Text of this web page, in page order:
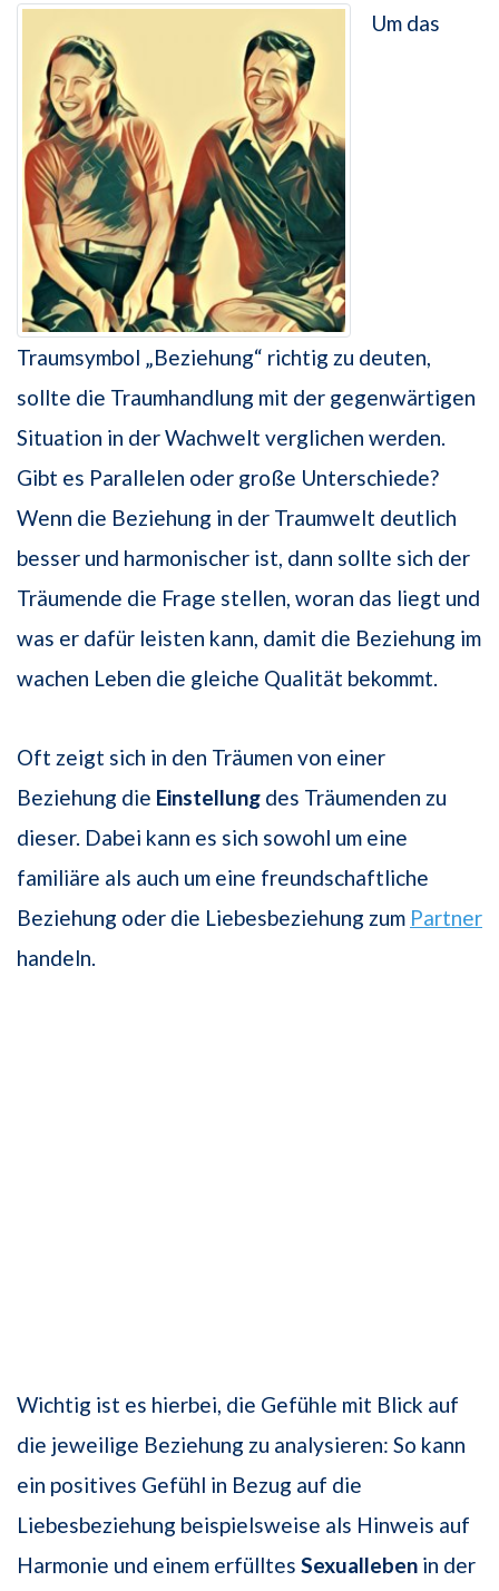
Um das
Traumsymbol „Beziehung“ richtig zu deuten,
sollte die Traumhandlung mit der gegenwärtigen
Situation in der Wachwelt verglichen werden.
Gibt es Parallelen oder große Unterschiede?
Wenn die Beziehung in der Traumwelt deutlich
besser und harmonischer ist, dann sollte sich der
Träumende die Frage stellen, woran das liegt und
was er dafür leisten kann, damit die Beziehung im
wachen Leben die gleiche Qualität bekommt.
Oft zeigt sich in den Träumen von einer
Beziehung die Einstellung des Träumenden zu
dieser. Dabei kann es sich sowohl um eine
familiäre als auch um eine freundschaftliche
Beziehung oder die Liebesbeziehung zum Partner
handeln.
Wichtig ist es hierbei, die Gefühle mit Blick auf
die jeweilige Beziehung zu analysieren: So kann
ein positives Gefühl in Bezug auf die
Liebesbeziehung beispielsweise als Hinweis auf
Harmonie und einem erfülltes Sexualleben in der